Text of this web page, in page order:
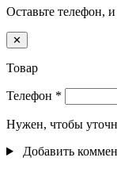
Оставьте телефон,
✕
Товар
Телефон *
Нужен, чтобы
Добавить